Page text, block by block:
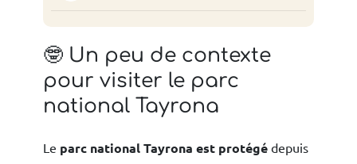
🤓 Un peu de contexte
pour visiter le parc
national Tayrona
Le parc national Tayrona est protégédepuis